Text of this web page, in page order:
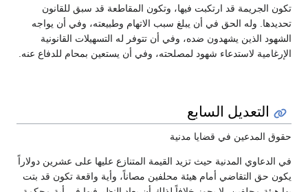
تكون الجريمة قد ارتكبت فيها، وتكون المقاطعة قد سبق للقانون
تحديدها. وله الحق في أن يبلغ سبب الاتهام وطبيعته، وفي أن يواجه
الشهود الذين يشهدون ضده، وفي أن تتوفر له التسهيلات القانونية
الإرغامية لاستدعاء شهود لمصلحته، وفي أن يستعين بمحام للدفاع عنه.
التعديل السابع
حقوق المدعين في قضايا مدنية
في الدعاوي المدنية حيث تزيد القيمة المتنازع عليها على عشرين دولاراً
يكون حق التقاضي أمام هيئة محلفين مصاناً، وأية واقعة تكون قد بتت